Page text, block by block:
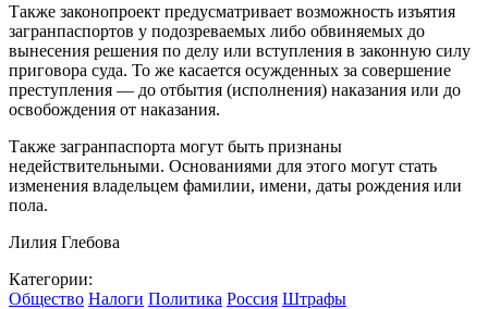
Также законопроект предусматривает возможность изъятия
загранпаспортов у подозреваемых либо обвиняемых до
вынесения решения по делу или вступления в законную силу
приговора суда. То же касается осужденных за совершение
преступления — до отбытия (исполнения) наказания или до
освобождения от наказания.
Также загранпаспорта могут быть признаны
недействительными. Основаниями для этого могут стать
изменения владельцем фамилии, имени, даты рождения или
пола.
Лилия Глебова
Категории:
Общество Налоги Политика Россия Штрафы